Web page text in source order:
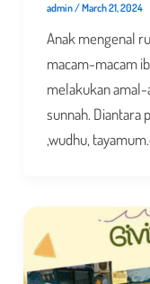
admin/March 21, 2024
Anak mengenal
macam-macam
melakukan amal-
sunnah. Diantara
,wudhu,